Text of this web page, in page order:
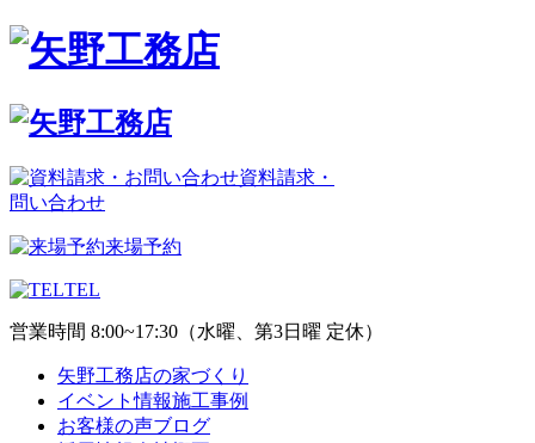
資料請求・
問い合わせ
来場予約
TEL
営業時間 8:00~17:30（水曜、第3日曜 定休）
矢野工務店の家づくり
イベント情報施工事例
お客様の声ブログ